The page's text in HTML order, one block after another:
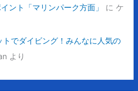
ント「マリンパーク方面」
に ケ
でダイビング！みんなに人気の
より